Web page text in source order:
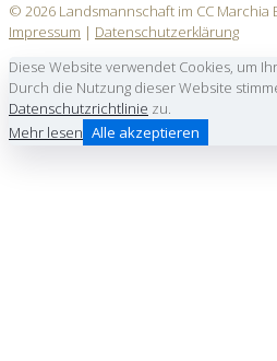
© 2026 Landsmannschaft im CC
Impressum | Datenschutzerklärung
Diese Website verwendet Cookies, um
Durch die Nutzung dieser Website
Datenschutzrichtlinie zu.
Mehr lesen Alle akzeptieren